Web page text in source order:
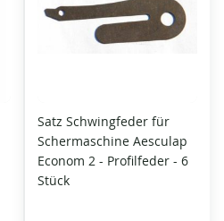
Satz Schwingfeder für
Schermaschine Aesculap
Econom 2 - Profilfeder - 6
Stück